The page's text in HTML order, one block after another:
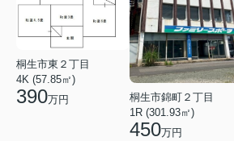
桐生市東２丁目
4K (57.85㎡)
390万円
桐生市錦町２丁目
1R (301.93㎡)
450万円